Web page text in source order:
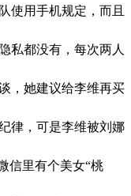
使用手机规定，而且
私都没有，每次两人
，她建议给李维再买
律，可是李维被刘娜
信里有个美女“桃